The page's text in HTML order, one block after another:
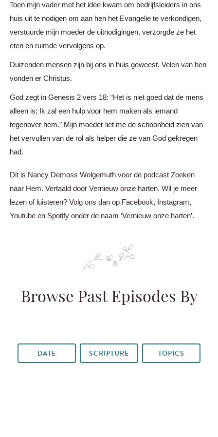
Toen mijn vader met het idee kwam om bedrijfsleiders in ons
huis uit te nodigen om aan hen het Evangelie te verkondigen,
verstuurde mijn moeder de uitnodigingen, verzorgde ze het
eten en ruimde vervolgens op.
Duizenden mensen zijn bij ons in huis geweest. Velen van hen
vonden er Christus.
God zegt in Genesis 2 vers 18: “Het is niet goed dat de mens
alleen is; Ik zal een hulp voor hem maken als iemand
tegenover hem.” Mijn moeder liet me de schoonheid zien van
het vervullen van de rol als helper die ze van God gekregen
had.
Dit is Nancy Demoss Wolgemuth voor de podcast Zoeken
naar Hem. Vertaald door Vernieuw onze harten. Wil je meer
lezen of luisteren? Volg ons dan op Facebook, Instagram,
Youtube en Spotify onder de naam ‘Vernieuw onze harten’.
Browse Past Episodes By
DATE SCRIPTURE TOPICS